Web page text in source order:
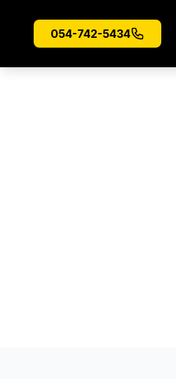
054-742-5434